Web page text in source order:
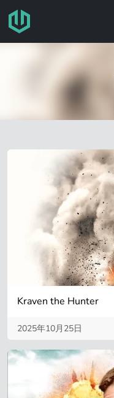
跳转至主要内容
Kraven the Hunter
2025年10月25日